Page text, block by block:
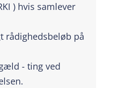
) hvis samlever
rådighedsbeløb på
- ting ved